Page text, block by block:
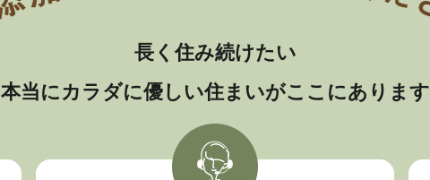
長く住み続けたい
本当にカラダに優しい住まいがここにあります